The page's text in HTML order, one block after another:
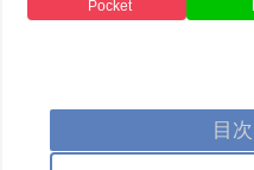
Pocket
目次